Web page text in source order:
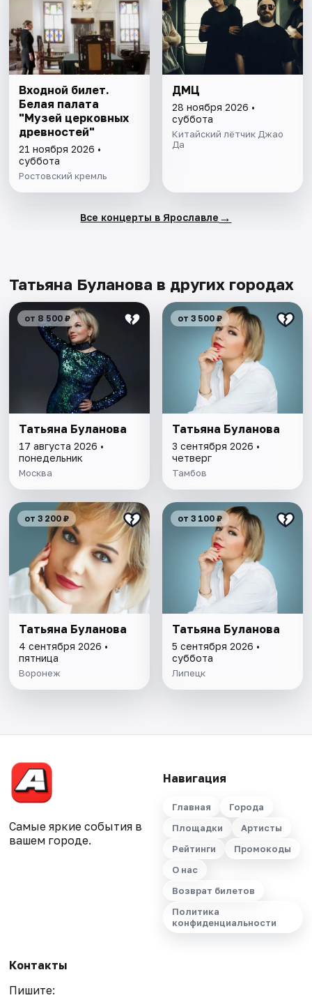
Входной билет.
Белая палата
"Музей церковных
древностей"
21 ноября 2026 •
суббота
Ростовский кремль
ДМЦ
28 ноября 2026 •
суббота
Китайский лётчик Джао
Да
Все концерты в Ярославле →
Татьяна Буланова в других городах
от 8 500 ₽
Татьяна Буланова
17 августа 2026 •
понедельник
Москва
от 3 500 ₽
Татьяна Буланова
3 сентября 2026 •
четверг
Тамбов
от 3 200 ₽
Татьяна Буланова
4 сентября 2026 •
пятница
Воронеж
от 3 100 ₽
Татьяна Буланова
5 сентября 2026 •
суббота
Липецк
Самые яркие события в
вашем городе.
Навигация
Главная
Города
Площадки
Артисты
Рейтинги
Промокоды
О нас
Возврат билетов
Политика
конфиденциальности
Контакты
Пишите: